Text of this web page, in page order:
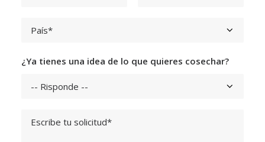
¿Ya tienes una idea de lo que quieres cosechar?